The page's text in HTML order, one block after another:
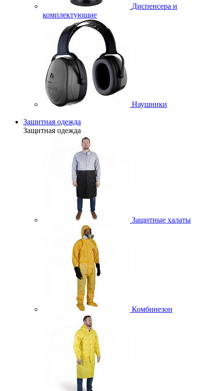
Диспенсера и
комплектующие
Наушники
Защитная одежда
Защитная одежда
Защитные халаты
Комбинезон